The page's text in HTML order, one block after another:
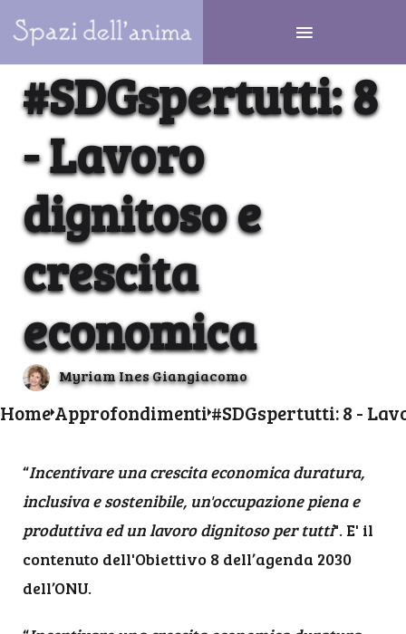
#SDGspertutti: 8
- Lavoro
dignitoso e
crescita
economica
Myriam Ines Giangiacomo
HomeApprofondimenti
“Incentivare una crescita economica duratura,
inclusiva e sostenibile, un'occupazione piena e
produttiva ed un lavoro dignitoso per tutti". E' il
contenuto dell'Obiettivo 8 dell’agenda 2030
dell’ONU.